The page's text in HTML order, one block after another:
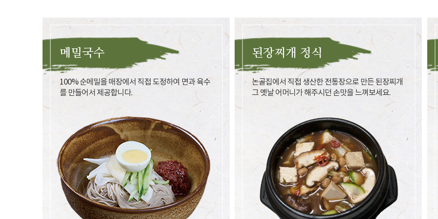
메밀국수
100% 순메밀을 매장에서 직접 도정하여 면과 육수
를 만들어서 제공합니다.
된장찌개 정식
논골집에서 직접 생산한 전통장으로 만든 된장찌개
그 옛날 어머니가 해주시던 손맛을 느껴보세요.